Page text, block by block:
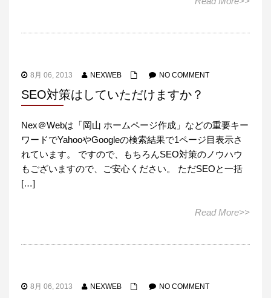
8月 06, 2013 NEXWEB NO COMMENT
SEO対策はしていただけますか？
Nex＠Webは「岡山 ホームページ作成」などの重要キー
ワードでYahooやGoogleの検索結果で1ページ目表示さ
れています。 ですので、もちろんSEO対策のノウハウ
もございますので、ご安心ください。 ただSEOと一括
[…]
Read More>>
8月 06, 2013 NEXWEB NO COMMENT